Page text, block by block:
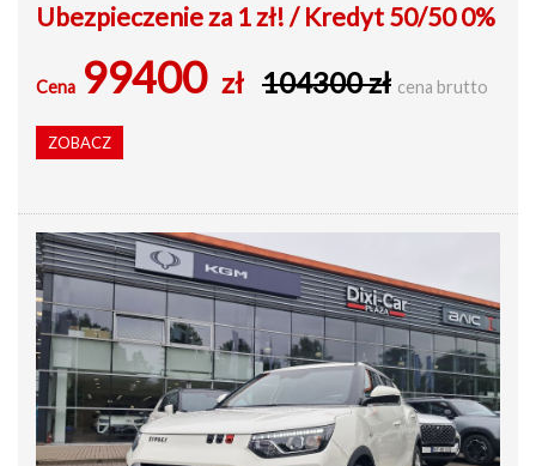
Ubezpieczenie za 1 zł! / Kredyt 50/50 0%
Cena 99400 zł 104300 zł cena brutto
ZOBACZ